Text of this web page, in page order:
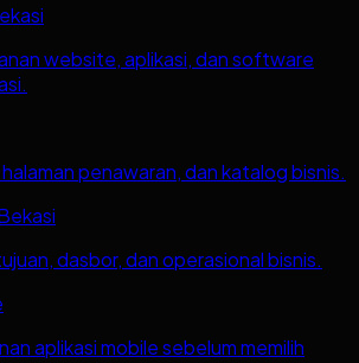
website, aplikasi, dan software
penawaran, dan katalog bisnis.
dasbor, dan operasional bisnis.
aplikasi mobile sebelum memilih